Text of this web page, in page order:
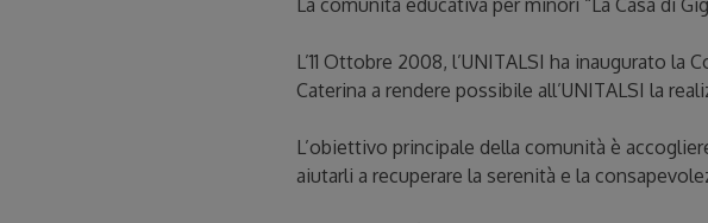
La comunità educativa per minori “La Casa di
L’11 Ottobre 2008, l’UNITALSI ha inaugurato la
Caterina a rendere possibile all’UNITALSI la
L’obiettivo principale della comunità è
aiutarli a recuperare la serenità e la